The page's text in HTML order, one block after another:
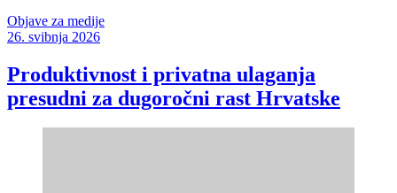
Objave za medije
26. svibnja 2026
Produktivnost i privatna ulaganja
presudni za dugoročni rast Hrvatske